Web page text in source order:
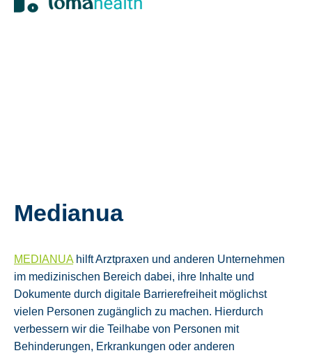
Medianua
MEDIANUA hilft Arztpraxen und anderen Unternehmen
im medizinischen Bereich dabei, ihre Inhalte und
Dokumente durch digitale Barrierefreiheit möglichst
vielen Personen zugänglich zu machen. Hierdurch
verbessern wir die Teilhabe von Personen mit
Behinderungen, Erkrankungen oder anderen